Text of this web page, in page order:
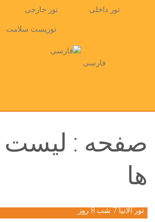
تور خارجی تور داخلی
توریست سلامت
فارسی
صفحه : لیست
ها
تور آلانیا 7 شب 8 روز